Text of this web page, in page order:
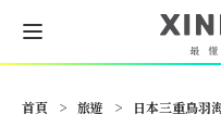
首頁 > 旅遊 > 日本三重鳥羽